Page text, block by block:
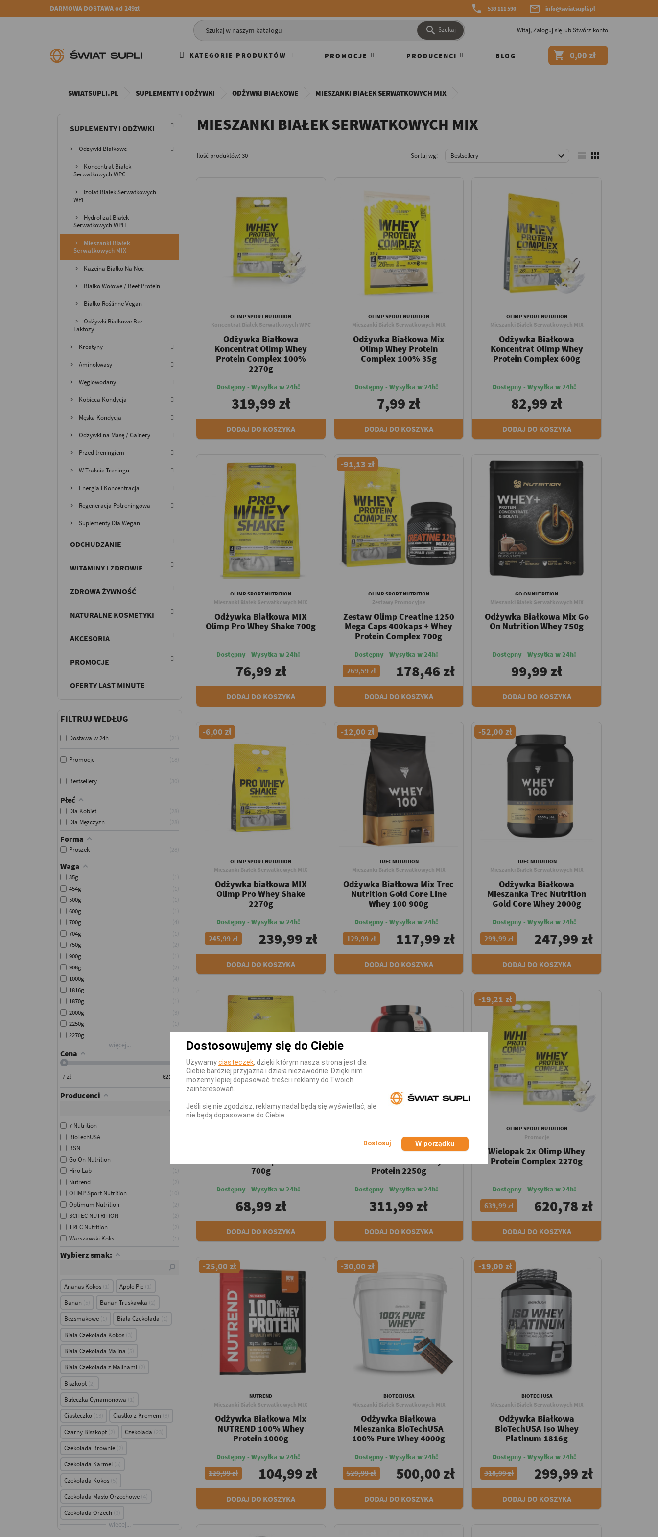
DARMOWA DOSTAWA od 249zł  539 111 590  info@swiatsupli.pl
 Szukaj Witaj,Zaloguj się lubStwórz konto
KATEGORIE PRODUKTÓW PROMOCJE PRODUCENCI BLOG  0,00 zł
SWIATSUPLI.PL SUPLEMENTY I ODŻYWKI ODŻYWKI BIAŁKOWE MIESZANKI BIAŁEK SERWATKOWYCH MIX
SUPLEMENTY I ODŻYWKI
Odżywki Białkowe
Koncentrat Białek
Serwatkowych WPC
Izolat Białek Serwatkowych
WPI
Hydrolizat Białek
Serwatkowych WPH
Mieszanki Białek
Serwatkowych MIX
Kazeina Białko Na Noc
Białko Wołowe / Beef Protein
Białko Roślinne Vegan
Odżywki Białkowe Bez
Laktozy
Kreatyny
Aminokwasy
Węglowodany
Kobieca Kondycja
Męska Kondycja
Odżywki na Masę / Gainery
Przed treningiem
W Trakcie Treningu
Energia i Koncentracja
Regeneracja Potreningowa
Suplementy Dla Wegan
ODCHUDZANIE
WITAMINY I ZDROWIE
ZDROWA ŻYWNOŚĆ
NATURALNE KOSMETYKI
AKCESORIA
PROMOCJE
OFERTY LAST MINUTE
FILTRUJ WEDŁUG
Dostawa w 24h
Promocje
Bestsellery
Płeć
Dla Kobiet
Dla Mężczyzn
Forma
Proszek
Waga
35g
454g
500g
600g
700g
704g
750g
900g
908g
1000g
1816g
1870g
2000g
2250g
2270g
więcej...
Cena
7zł 621
Producenci
7 Nutrition
BioTechUSA
BSN
Go On Nutrition
Hiro Lab
Nutrend
OLIMP Sport Nutrition
Optimum Nutrition
SCITEC NUTRITION
TREC Nutrition
Warszawski Koks
Wybierz smak:
Ananas Kokos Apple Pie
Banan
Banan Truskawka
Bezsmakowe
Biała Czekolada
Biała Czekolada Kokos
Biała Czekolada Malina
Biała Czekolada z Malinami
Biszkopt
Bułeczka Cynamonowa
Ciasteczko
Ciastko z Kremem
Czarny Biszkopt
Czekolada
Czekolada Brownie
Czekolada Karmel
Czekolada Kokos
Czekolada Masło Orzechowe
Czekolada Orzech
więcej...
MIESZANKI BIAŁEK SERWATKOWYCH MIX
Ilość produktów: 30 Sortuj wg: Bestsellery   
OLIMP SPORT NUTRITION
Koncentrat Białek Serwatkowych WPC
Odżywka Białkowa
Koncentrat Olimp Whey
Protein Complex 100%
2270g
Dostępny - Wysyłka w 24h!
319,99 zł
DODAJ DO KOSZYKA
OLIMP SPORT NUTRITION
Mieszanki Białek Serwatkowych MIX
Odżywka Białkowa Mix
Olimp Whey Protein
Complex 100% 35g
Dostępny - Wysyłka w 24h!
7,99 zł
DODAJ DO KOSZYKA
OLIMP SPORT NUTRITION
Mieszanki Białek Serwatkowych MIX
Odżywka Białkowa
Koncentrat Olimp Whey
Protein Complex 600g
Dostępny - Wysyłka w 24h!
82,99 zł
DODAJ DO KOSZYKA
OLIMP SPORT NUTRITION
Mieszanki Białek Serwatkowych MIX
Odżywka Białkowa MIX
Olimp Pro Whey Shake 700g
Dostępny - Wysyłka w 24h!
76,99 zł
DODAJ DO KOSZYKA
-91,13 zł
OLIMP SPORT NUTRITION
Zestawy Promocyjne
Zestaw Olimp Creatine 1250
Mega Caps 400kaps + Whey
Protein Complex 700g
Dostępny - Wysyłka w 24h!
269,59 zł 178,46 zł
DODAJ DO KOSZYKA
GO ON NUTRITION
Mieszanki Białek Serwatkowych MIX
Odżywka Białkowa Mix Go
On Nutrition Whey 750g
Dostępny - Wysyłka w 24h!
99,99 zł
DODAJ DO KOSZYKA
-6,00 zł
OLIMP SPORT NUTRITION
Mieszanki Białek Serwatkowych MIX
Odżywka białkowa MIX
Olimp Pro Whey Shake
2270g
Dostępny - Wysyłka w 24h!
245,99 zł 239,99 zł
DODAJ DO KOSZYKA
-12,00 zł
TREC NUTRITION
Mieszanki Białek Serwatkowych MIX
Odżywka Białkowa Mix Trec
Nutrition Gold Core Line
Whey 100 900g
Dostępny - Wysyłka w 24h!
129,99 zł 117,99 zł
DODAJ DO KOSZYKA
-52,00 zł
TREC NUTRITION
Mieszanki Białek Serwatkowych MIX
Odżywka Białkowa
Mieszanka Trec Nutrition
Gold Core Whey 2000g
Dostępny - Wysyłka w 24h!
299,99 zł 247,99 zł
DODAJ DO KOSZYKA
700g
Dostępny - Wysyłka w 24h!
68,99 zł
DODAJ DO KOSZYKA
Mieszanki Białek Serwatkowych MIX
Odżywka Białkowa Mix
Protein 2250g
Dostępny - Wysyłka w 24h!
311,99 zł
DODAJ DO KOSZYKA
-19,21 zł
OLIMP SPORT NUTRITION
Promocje
Wielopak 2x Olimp Whey
Protein Complex 2270g
Dostępny - Wysyłka w 24h!
639,99 zł 620,78 zł
DODAJ DO KOSZYKA
-25,00 zł
NUTREND
Mieszanki Białek Serwatkowych MIX
Odżywka Białkowa Mix
NUTREND 100% Whey
Protein 1000g
Dostępny - Wysyłka w 24h!
129,99 zł 104,99 zł
DODAJ DO KOSZYKA
-30,00 zł
BIOTECHUSA
Mieszanki Białek Serwatkowych MIX
Odżywka Białkowa
Mieszanka BioTechUSA
100% Pure Whey 4000g
Dostępny - Wysyłka w 24h!
529,99 zł 500,00 zł
DODAJ DO KOSZYKA
-19,00 zł
BIOTECHUSA
Mieszanki Białek Serwatkowych MIX
Odżywka Białkowa
BioTechUSA Iso Whey
Platinum 1816g
Dostępny - Wysyłka w 24h!
318,99 zł 299,99 zł
DODAJ DO KOSZYKA
Dostosowujemy się do Ciebie
Używamyciasteczek, dzięki którym nasza strona jest dla
Ciebie bardziej przyjazna i działa niezawodnie. Dzięki nim
możemy lepiej dopasować treści i reklamy do Twoich
zainteresowań.
Jeśli się nie zgodzisz, reklamy nadal będą się wyświetlać, ale
nie będą dopasowane do Ciebie.
W porządku